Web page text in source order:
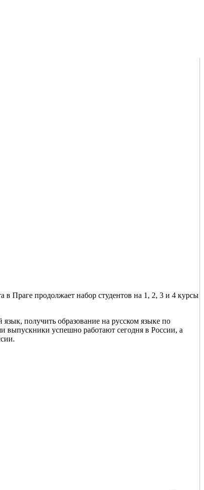
продолжает набор студентов на 1, 2, 3 и 4 курсы
получить образование на русском языке по
выпускники успешно работают сегодня в России, а